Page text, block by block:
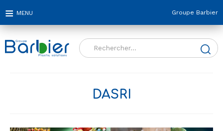
Groupe Barbier
Rechercher :
DASRI